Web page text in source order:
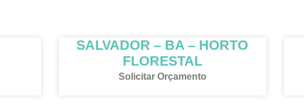
SALVADOR – BA – HORTO
FLORESTAL
Solicitar Orçamento